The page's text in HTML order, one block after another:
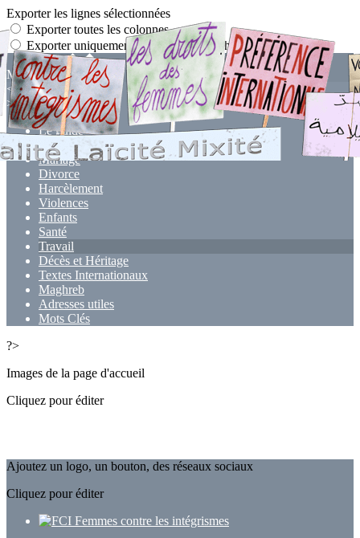
Exporter les lignes sélectionnées
Exporter toutes les colonnes
Exporter uniquement les colonnes affichées
Menu
<
>
Le guide
Laïcité
Mariage
Divorce
Harcèlement
Violences
Enfants
Santé
Travail
Décès et Héritage
Textes Internationaux
Maghreb
Adresses utiles
Mots Clés
?>
Images de la page d'accueil
Cliquez pour éditer
Ajoutez un logo, un bouton, des réseaux sociaux
Cliquez pour éditer